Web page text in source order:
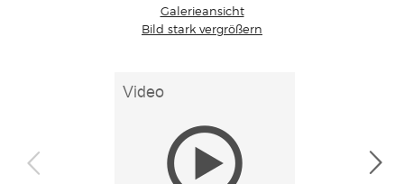
Galerieansicht
Bild stark vergrößern